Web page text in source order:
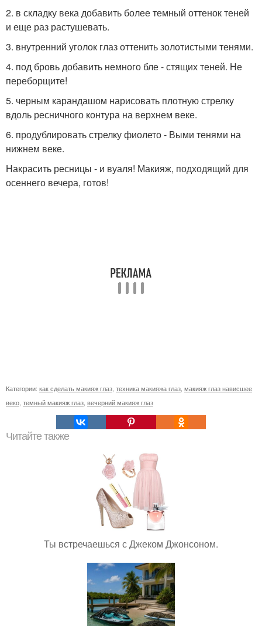
2. в складку века добавить более темный оттенок теней
и еще раз растушевать.
3. внутренний уголок глаз оттенить золотистыми тенями.
4. под бровь добавить немного бле - стящих теней. Не
переборщите!
5. черным карандашом нарисовать плотную стрелку
вдоль ресничного контура на верхнем веке.
6. продублировать стрелку фиолето - Выми тенями на
нижнем веке.
Накрасить ресницы - и вуаля! Макияж, подходящий для
осеннего вечера, готов!
Категории: как сделать макияж глаз техника макияжа глаз макияж глаз нависшее
веко темный макияж глаз вечерний макияж глаз
Читайте также
Ты встречаешься с Джеком Джонсоном.